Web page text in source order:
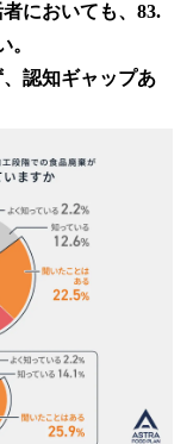
においても、83.
。
認知ギャップあ